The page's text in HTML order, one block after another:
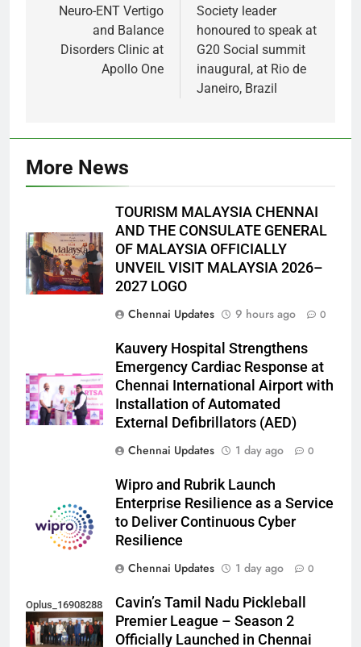
Neuro-ENT Vertigo
and Balance
Disorders Clinic at
Apollo One
Society leader
honoured to speak at
G20 Social summit
inaugural, at Rio de
Janeiro, Brazil
More News
TOURISM MALAYSIA CHENNAI
AND THE CONSULATE GENERAL
OF MALAYSIA OFFICIALLY
UNVEIL VISIT MALAYSIA 2026–
2027 LOGO
Chennai Updates
9 hours ago 0
Kauvery Hospital Strengthens
Emergency Cardiac Response at
Chennai International Airport with
Installation of Automated
External Defibrillators (AED)
Chennai Updates
1 day ago 0
Wipro and Rubrik Launch
Enterprise Resilience as a Service
to Deliver Continuous Cyber
Resilience
Chennai Updates
1 day ago 0
Oplus_16908288
Cavin’s Tamil Nadu Pickleball
Premier League – Season 2
Officially Launched in Chennai